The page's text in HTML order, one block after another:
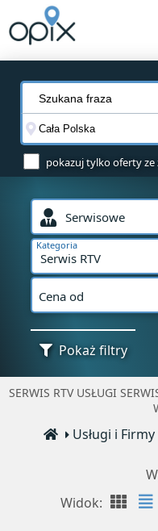
pokazuj tylko oferty ze
Serwisowe
Serwis RTV
Kategoria
Cena od
Pokaż filtry
SERWIS RTV USŁUGI
Usługi i Firmy
Widok: